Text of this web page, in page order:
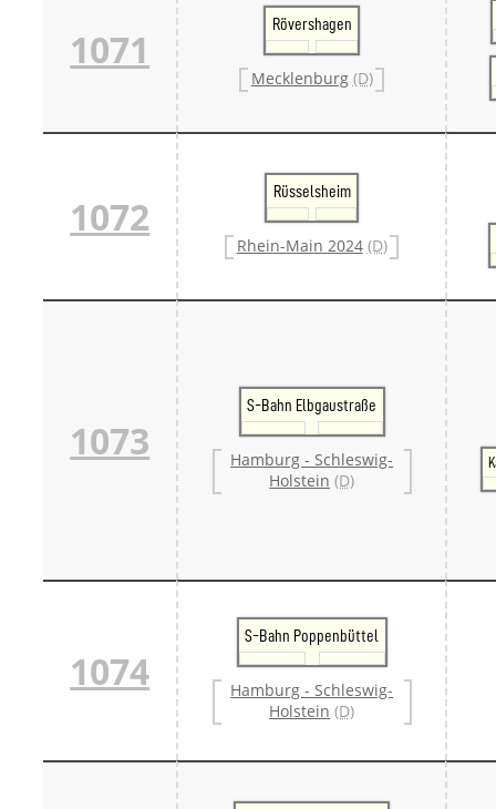
1071
Rövershagen
Mecklenburg (D)
1072
Rüsselsheim
Rhein-Main 2024 (D)
1073
S-Bahn Elbgaustraße
Hamburg - Schleswig-
Holstein (D)
1074
S-Bahn Poppenbüttel
Hamburg - Schleswig-
Holstein (D)